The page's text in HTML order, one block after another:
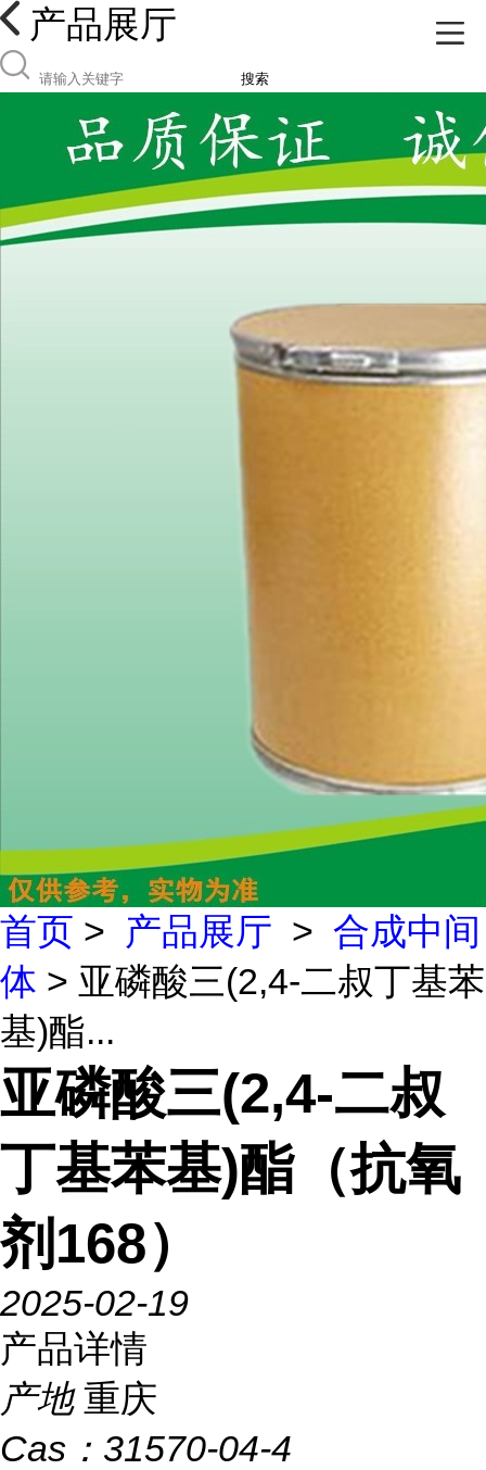
产品展厅
搜索
首页 > 产品展厅 > 合成中间
体 > 亚磷酸三(2,4-二叔丁基苯
基)酯...
亚磷酸三(2,4-二叔
丁基苯基)酯（抗氧
剂168）
2025-02-19
产品详情
产地 重庆
Cas： 31570-04-4